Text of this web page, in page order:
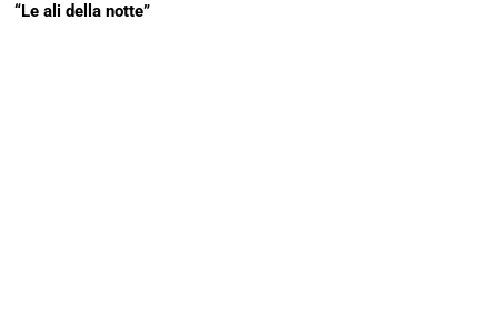
“Le ali della notte”